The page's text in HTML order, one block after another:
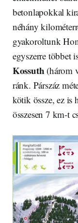
betonlapokkal
néhány
gyakoroltunk
egyszerre többet
Kossuth (három
ránk. Párszáz
kötik össze, ez is
összesen 7 km-t